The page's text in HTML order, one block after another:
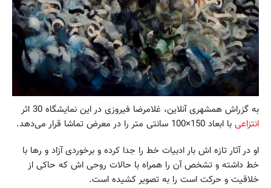
به گزراش همشهری آنلاین، غلامرضا فیروزی در این نمایشگاه 30 اثر
انتزاعی با ابعاد 150×100 سانتی متر را در معرض تماشا قرار می‌دهد.
او در آثار تازه اش بار ادبیات خط را جدا کرده و برخوردی آزاد و رها با
خط داشته و تشخص آن را همراه با حالات روحی اش که حاکی از
خلاقیت و حرکت است را به تصویر کشیده است.